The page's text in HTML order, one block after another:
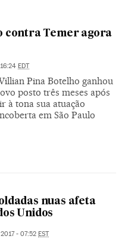
contra Temer agora
EDT
Pina Botelho ganhou
posto três meses após
à tona sua atuação
em São Paulo
nuas afeta
Unidos
- 07:52 EST